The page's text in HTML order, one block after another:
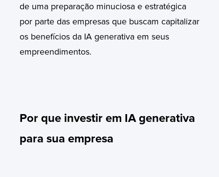
de uma preparação minuciosa e estratégica
por parte das empresas que buscam capitalizar
os benefícios da IA generativa em seus
empreendimentos.
Por que investir em IA generativa
para sua empresa